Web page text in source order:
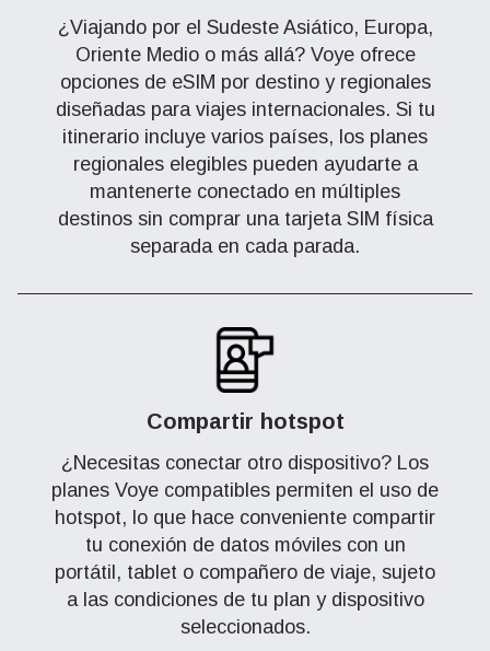
¿Viajando por el Sudeste Asiático, Europa,
Oriente Medio o más allá? Voye ofrece
opciones de eSIM por destino y regionales
diseñadas para viajes internacionales. Si tu
itinerario incluye varios países, los planes
regionales elegibles pueden ayudarte a
mantenerte conectado en múltiples
destinos sin comprar una tarjeta SIM física
separada en cada parada.
Compartir hotspot
¿Necesitas conectar otro dispositivo? Los
planes Voye compatibles permiten el uso de
hotspot, lo que hace conveniente compartir
tu conexión de datos móviles con un
portátil, tablet o compañero de viaje, sujeto
a las condiciones de tu plan y dispositivo
seleccionados.